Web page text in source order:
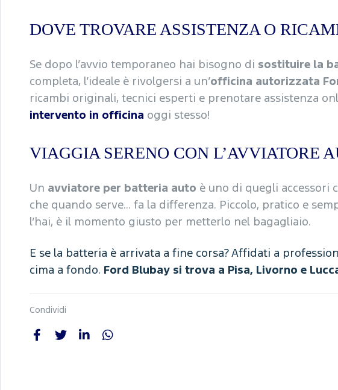
DOVE TROVARE ASSISTENZA O
Se dopo l’avvio temporaneo hai bisogno di sostituire la
completa, l’ideale è rivolgersi a un’officina autorizzata
ricambi originali, tecnici esperti e prenotare assistenza
intervento in officina oggi stesso!
VIAGGIA SERENO CON L’AVVIATORE
Un avviatore per batteria auto è uno di quegli accessori
che quando serve... fa la differenza. Piccolo, pratico e
l’hai, è il momento giusto per metterlo nel bagagliaio.
E se la batteria è arrivata a fine corsa? Affidati a
cima a fondo. Ford Blubay si trova a Pisa, Livorno e
Condividi